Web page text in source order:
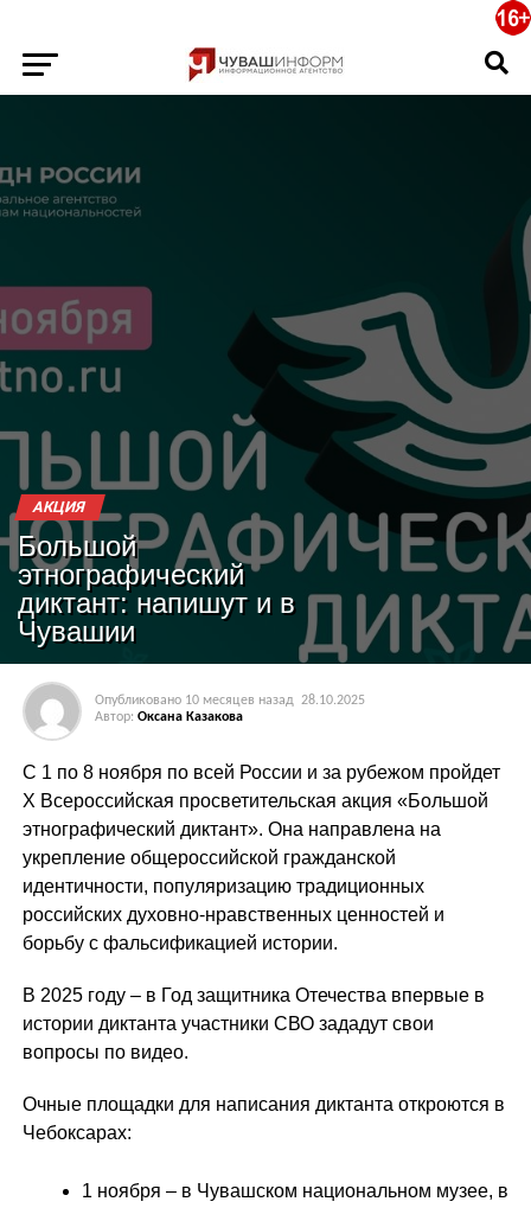
АКЦИЯ
Большой
этнографический
диктант: напишут и в
Чувашии
Опубликовано 10 месяцев назад 28.10.2025
Автор: Оксана Казакова
С 1 по 8 ноября по всей России и за рубежом пройдет
X Всероссийская просветительская акция «Большой
этнографический диктант». Она направлена на
укрепление общероссийской гражданской
идентичности, популяризацию традиционных
российских духовно-нравственных ценностей и
борьбу с фальсификацией истории.
В 2025 году – в Год защитника Отечества впервые в
истории диктанта участники СВО зададут свои
вопросы по видео.
Очные площадки для написания диктанта откроются в
Чебоксарах:
1 ноября – в Чувашском национальном музее, в